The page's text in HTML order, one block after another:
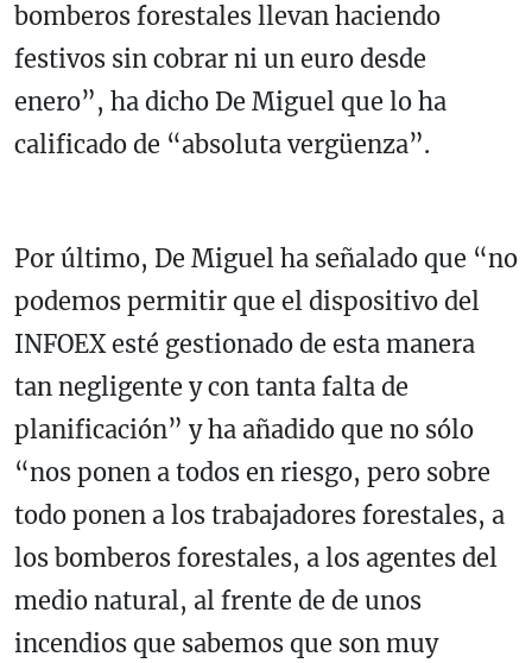
bomberos forestales llevan haciendo
festivos sin cobrar ni un euro desde
enero”, ha dicho De Miguel que lo ha
calificado de “absoluta vergüenza”.
Por último, De Miguel ha señalado que “no
podemos permitir que el dispositivo del
INFOEX esté gestionado de esta manera
tan negligente y con tanta falta de
planificación” y ha añadido que no sólo
“nos ponen a todos en riesgo, pero sobre
todo ponen a los trabajadores forestales, a
los bomberos forestales, a los agentes del
medio natural, al frente de de unos
incendios que sabemos que son muy